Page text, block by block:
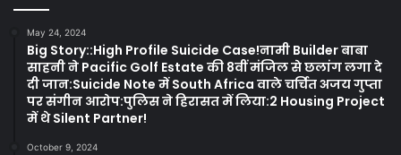
May 24, 2024
Big Story::High Profile Suicide Case!नामी Builder बाबा
साहनी ने Pacific Golf Estate की 8वीं मंजिल से छलांग लगा दे
दी जान:Suicide Note में South Africa वाले चर्चित अजय गुप्ता
पर संगीन आरोप:पुलिस ने हिरासत में लिया:2 Housing Project
में थे Silent Partner!
October 9, 2024